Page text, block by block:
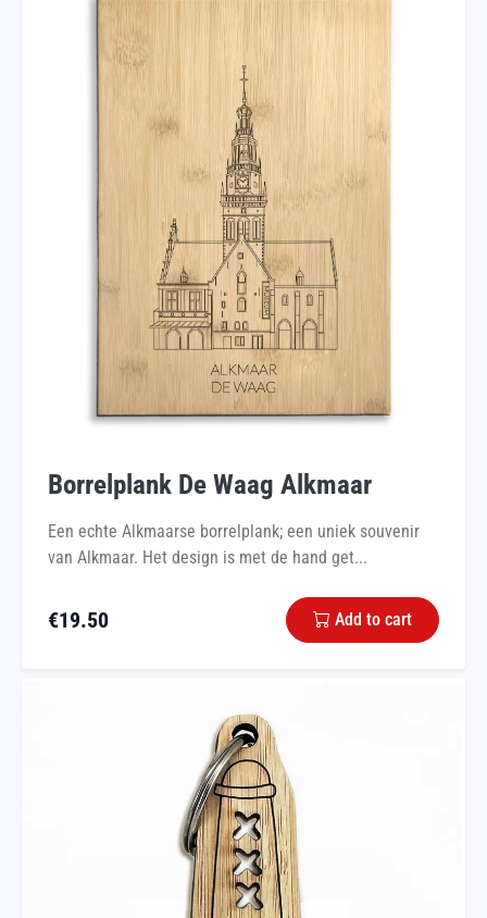
Borrelplank De Waag Alkmaar
Een echte Alkmaarse borrelplank; een uniek souvenir
van Alkmaar. Het design is met de hand get...
€19.50 Add to cart